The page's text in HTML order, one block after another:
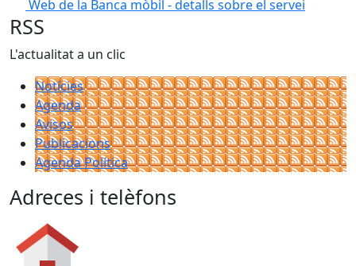
Web de la Banca mòbil - detalls sobre el servei
RSS
L'actualitat a un clic
Notícies
Agenda
Avisos
Publicacions
Agenda Política
Adreces i telèfons